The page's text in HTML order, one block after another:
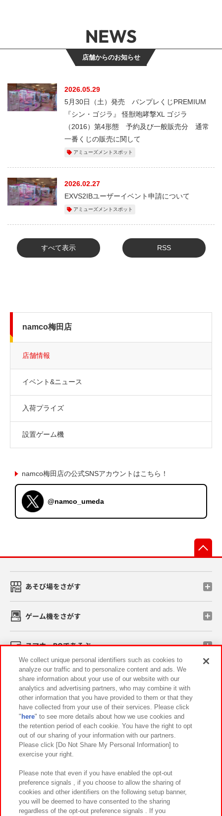
店舗からのお知らせ
NEWS
2026.05.29
5月30日（土）発売 バンプレくじPREMIUM
『シン・ゴジラ』 怪獣咆哮撃XL ゴジラ
（2016）第4形態 予約及び一般販売分 通常
一番くじの販売に関して
アミューズメントスポット
2026.02.27
EXVS2IBユーザーイベント申請について
アミューズメントスポット
すべて表示 RSS
namco梅田店
店舗情報
イベント&ニュース
入荷プライズ
設置ゲーム機
namco梅田店の公式SNSアカウントはこちら！
@namco_umeda
あそび場をさがす
ゲーム機をさがす
スマホ・PCであそぶ
イベント・キャンペーン
関連会社 サステナビリティ サイトポリシー
プライバシーポリシー ウェブアクセシビリティ方針と検証結果
お取引先さまとともに
カスタマーハラスメント対応方針 よくあるご質問・お問い合わせ
We collect unique personal identifiers such as cookies to
analyze our traffic and to personalize content and ads. We
share information about your use of our website with our
analytics and advertising partners, who may combine it with
other information that you have provided to them or that they
have collected from your use of their services. Please click
" here" to see more details about how we use cookies and
the retention period of each cookie. You have the right to opt
out of our sharing of your information with our partners.
Please click [Do Not Share My Personal Information] to
exercise your right.
Please note that even if you have enabled the opt-out
preference signals , if you choose to allow the sharing of
cookies and other identifiers on the following setup banner,
you will be deemed to have consented to the sharing
regardless of the opt-out preference signals . If you